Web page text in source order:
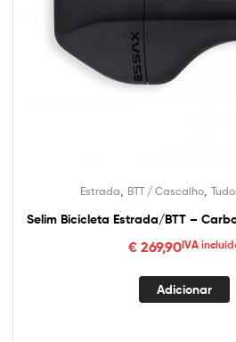
Estrada BTT / Cascalho,
Selim Bicicleta Estrada/BTT –
€ 269,90IVA
Adicionar